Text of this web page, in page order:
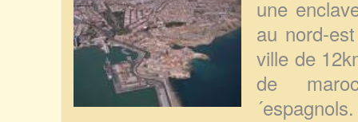
une
au nord-
ville de
de
´espagnols.